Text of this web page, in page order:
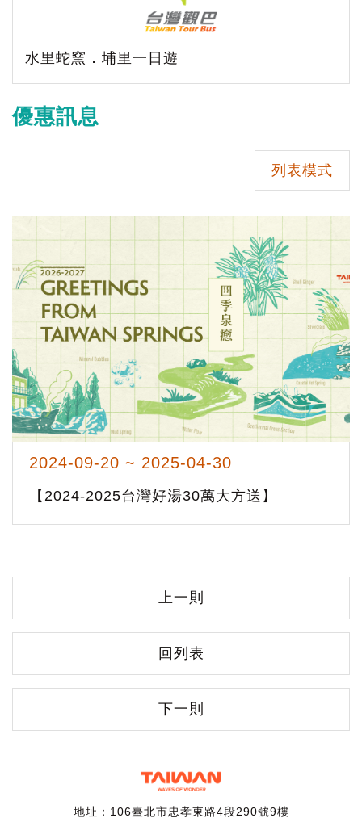
水里蛇窯．埔里一日遊
優惠訊息
列表模式
2024-09-20 ~ 2025-04-30
【2024-2025台灣好湯30萬大方送】
上一則
回列表
下一則
地址：106臺北市忠孝東路4段290號9樓